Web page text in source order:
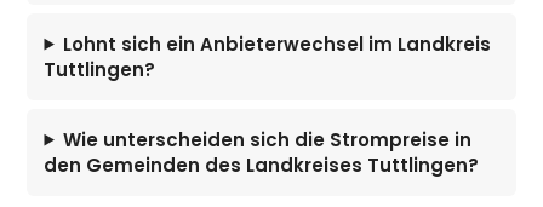
Lohnt sich ein Anbieterwechsel im Landkreis
Tuttlingen?
Wie unterscheiden sich die Strompreise in
den Gemeinden des Landkreises Tuttlingen?